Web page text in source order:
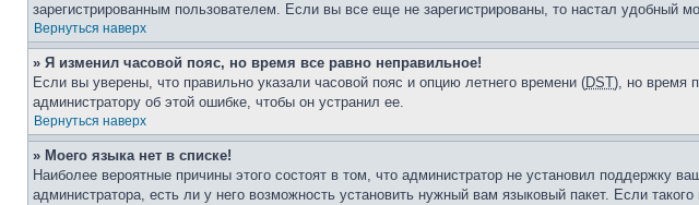
зарегистрированным пользователем. Если вы все еще не зарегистрированы, то настал удобный
Вернуться наверх
» Я изменил часовой пояс, но время все равно неправильное!
Если вы уверены, что правильно указали часовой пояс и опцию летнего времени (DST), но время
администратору об этой ошибке, чтобы он устранил ее.
Вернуться наверх
» Моего языка нет в списке!
Наиболее вероятные причины этого состоят в том, что администратор не установил поддержку
администратора, есть ли у него возможность установить нужный вам языковый пакет. Если